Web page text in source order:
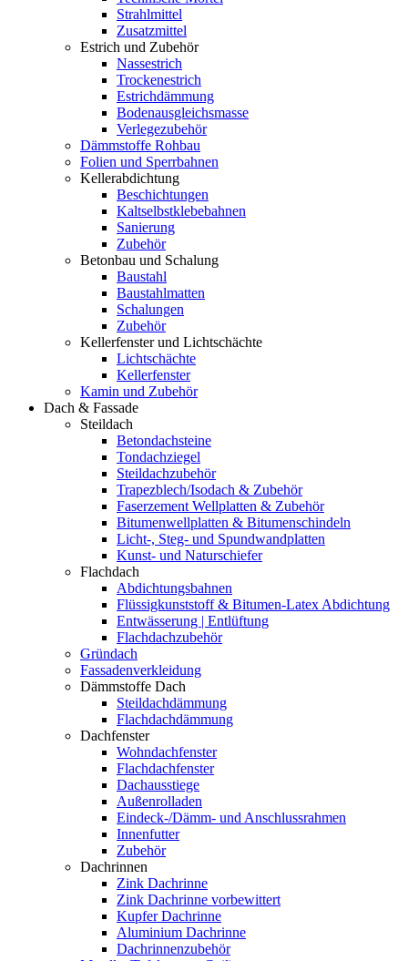
Strahlmittel
Zusatzmittel
Estrich und Zubehör
Nassestrich
Trockenestrich
Estrichdämmung
Bodenausgleichsmasse
Verlegezubehör
Dämmstoffe Rohbau
Folien und Sperrbahnen
Kellerabdichtung
Beschichtungen
Kaltselbstklebebahnen
Sanierung
Zubehör
Betonbau und Schalung
Baustahl
Baustahlmatten
Schalungen
Zubehör
Kellerfenster und Lichtschächte
Lichtschächte
Kellerfenster
Kamin und Zubehör
Dach & Fassade
Steildach
Betondachsteine
Tondachziegel
Steildachzubehör
Trapezblech/Isodach & Zubehör
Faserzement Wellplatten & Zubehör
Bitumenwellplatten & Bitumenschindeln
Licht-, Steg- und Spundwandplatten
Kunst- und Naturschiefer
Flachdach
Abdichtungsbahnen
Flüssigkunststoff & Bitumen-Latex Abdichtung
Entwässerung | Entlüftung
Flachdachzubehör
Gründach
Fassadenverkleidung
Dämmstoffe Dach
Steildachdämmung
Flachdachdämmung
Dachfenster
Wohndachfenster
Flachdachfenster
Dachausstiege
Außenrolladen
Eindeck-/Dämm- und Anschlussrahmen
Innenfutter
Zubehör
Dachrinnen
Zink Dachrinne
Zink Dachrinne vorbewittert
Kupfer Dachrinne
Aluminium Dachrinne
Dachrinnenzubehör